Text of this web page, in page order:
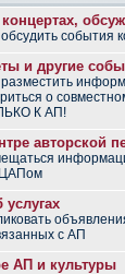
события
и другие
о
К АП!
авторской
ЦАПом
с АП
АП и культуры